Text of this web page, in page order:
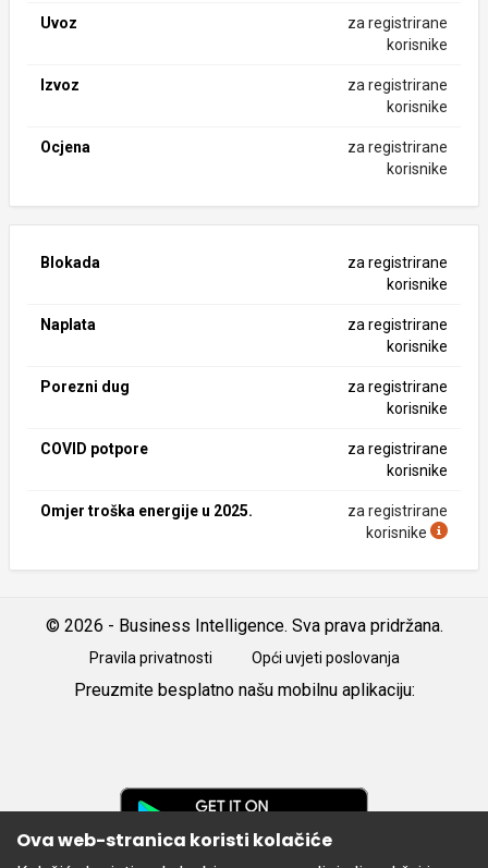
Uvoz
za registrirane
korisnike
Izvoz
za registrirane
korisnike
Ocjena
za registrirane
korisnike
Blokada
za registrirane
korisnike
Naplata
za registrirane
korisnike
Porezni dug
za registrirane
korisnike
COVID potpore
za registrirane
korisnike
Omjer troška energije u 2025.
za registrirane
korisnike
© 2026 - Business Intelligence. Sva prava pridržana.
Pravila privatnosti Opći uvjeti poslovanja
Preuzmite besplatno našu mobilnu aplikaciju:
Ova web-stranica koristi kolačiće